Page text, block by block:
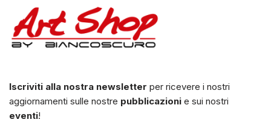
Iscriviti alla nostra newsletter per ricevere i nostri
aggiornamenti sulle nostre pubblicazioni e sui nostri
eventi!